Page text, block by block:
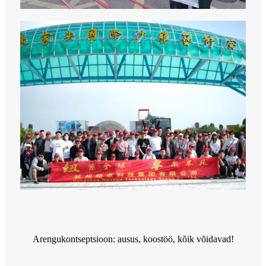
Arengukontseptsioon: ausus, koostöö, kõik võidavad!